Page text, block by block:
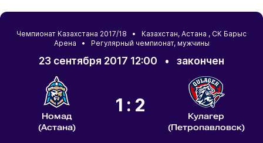
Чемпионат Казахстана 2017/18 • Казахстан, Астана , СК Барыс
Арена • Регулярный чемпионат, мужчины
23 сентября 2017 12:00 • закончен
Номад
(Астана)
1:2
Кулагер
(Петропавловск)